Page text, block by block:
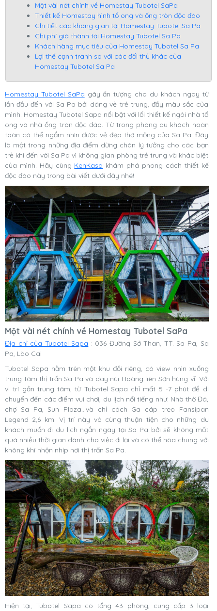
Một vài nét chính về Homestay Tubotel SaPa
Thiết kế Homestay hình tổ ong và ống tròn độc đáo
Chi tiết các không gian tại Homestay Tubotel Sa Pa
Chi phí giá thành tại Homestay Tubotel Sa Pa
Khách hàng mục tiêu của Homestay Tubotel Sa Pa
Lợi thế cạnh tranh so với các đối thủ khác của
Homestay Tubotel Sa Pa
Homestay Tubotel SaPa gây ấn tượng cho du khách ngay từ
lần đầu đến với Sa Pa bởi dáng vẻ trẻ trung, đầy màu sắc của
mình. Homestay Tubotel Sapa nổi bật với lối thiết kế ngôi nhà tổ
ong và nhà ống tròn độc đáo. Từ trong phòng du khách hoàn
toàn có thể ngắm nhìn được vẻ đẹp thơ mộng của Sa Pa. Đây
là một trong những địa điểm dừng chân lý tưởng cho các bạn
trẻ khi đến với Sa Pa vì không gian phòng trẻ trung và khác biệt
của mình. Hãy cùng KenKasa khám phá phong cách thiết kế
độc đáo này trong bài viết dưới đây nhé!
Một vài nét chính về Homestay Tubotel SaPa
Địa chỉ của Tubotel Sapa : 036 Đường Sở Than, TT. Sa Pa, Sa
Pa, Lào Cai
Tubotel Sapa nằm trên một khu đồi riêng, có view nhìn xuống
trung tâm thị trấn Sa Pa và dãy núi Hoàng liên Sơn hùng vĩ. Với
vị trí gần trung tâm, từ Tubotel Sapa chỉ mất 5 -7 phút để di
chuyển đến các điểm vui chơi, du lịch nổi tiếng như: Nhà thờ Đá,
chợ Sa Pa, Sun Plaza…và chỉ cách Ga cáp treo Fansipan
Legend 2,6 km. Vị trí này vô cùng thuận tiện cho những du
khách muốn đi du lịch ngắn ngày tại Sa Pa bởi sẽ không mất
quá nhiều thời gian dành cho việc đi lại và có thể hòa chung với
không khí nhộn nhịp nơi thị trấn Sa Pa.
Hiện tại, Tubotel Sapa có tổng 43 phòng, cung cấp 3 loại